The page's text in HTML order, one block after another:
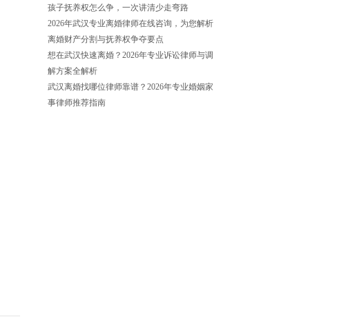
孩子抚养权怎么争，一次讲清少走弯路
2026年武汉专业离婚律师在线咨询，为您解析
离婚财产分割与抚养权争夺要点
想在武汉快速离婚？2026年专业诉讼律师与调
解方案全解析
武汉离婚找哪位律师靠谱？2026年专业婚姻家
事律师推荐指南